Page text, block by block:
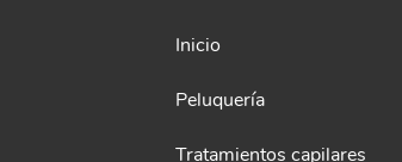
Inicio
Peluquería
Tratamientos capilares